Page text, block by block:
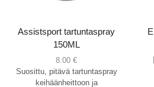
Assistsport tartuntaspray
150ML
8.00 €
Suosittu, pitävä tartuntaspray
keihäänheittoon ja